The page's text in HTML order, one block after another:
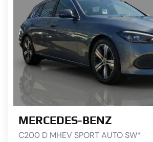
MERCEDES-BENZ
C200 D MHEV SPORT AUTO SW*